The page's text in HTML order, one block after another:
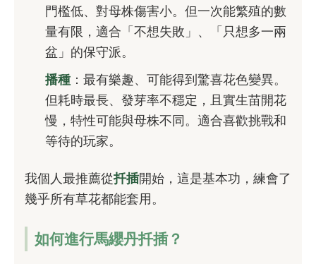
門檻低、對母株傷害小。但一次能繁殖的數
量有限，適合「不想失敗」、「只想多一兩
盆」的保守派。
播種：最有樂趣、可能得到驚喜花色變異。
但耗時最長、發芽率不穩定，且實生苗開花
慢，特性可能與母株不同。適合喜歡挑戰和
等待的玩家。
我個人最推薦從扦插開始，這是基本功，練會了
幾乎所有草花都能套用。
如何進行馬纓丹扦插？